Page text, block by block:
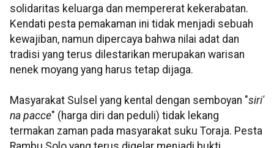
solidaritas keluarga dan mempererat kekerabatan.
Kendati pesta pemakaman ini tidak menjadi sebuah
kewajiban, namun dipercaya bahwa nilai adat dan
tradisi yang terus dilestarikan merupakan warisan
nenek moyang yang harus tetap dijaga.
Masyarakat Sulsel yang kental dengan semboyan "siri'
na pacce" (harga diri dan peduli) tidak lekang
termakan zaman pada masyarakat suku Toraja. Pesta